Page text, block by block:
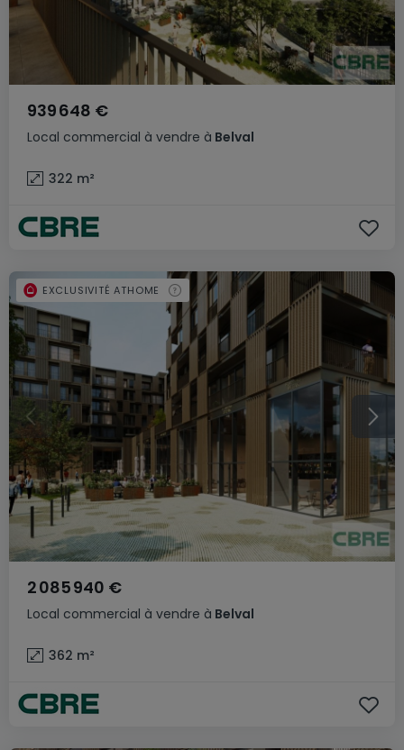
Local commercial à vendre à Belval
939 648 €
322 m²
Local commercial à vendre à Belval
2 085 940 €
362 m²
EXCLUSIVITÉ ATHOME